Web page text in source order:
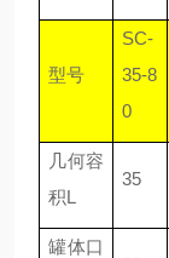
型号
SC-
35-8
0
几何容
积L
35
罐体口